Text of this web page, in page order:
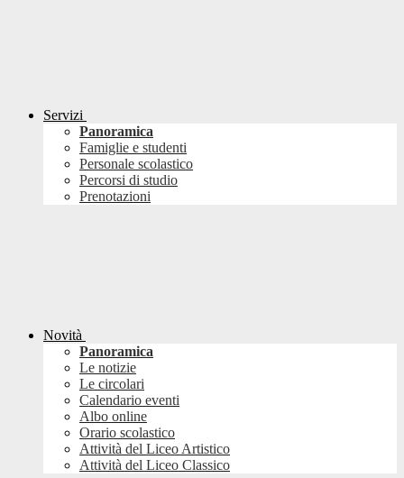
Servizi
Panoramica
Famiglie e studenti
Personale scolastico
Percorsi di studio
Prenotazioni
Novità
Panoramica
Le notizie
Le circolari
Calendario eventi
Albo online
Orario scolastico
Attività del Liceo Artistico
Attività del Liceo Classico